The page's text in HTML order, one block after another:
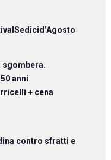
sgombera.
anni
+ cena
contro sfratti e